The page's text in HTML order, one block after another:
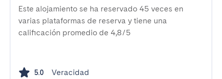
Este alojamiento se ha reservado 45 veces en
varias plataformas de reserva y tiene una
calificación promedio de 4,8/5
5.0 Veracidad